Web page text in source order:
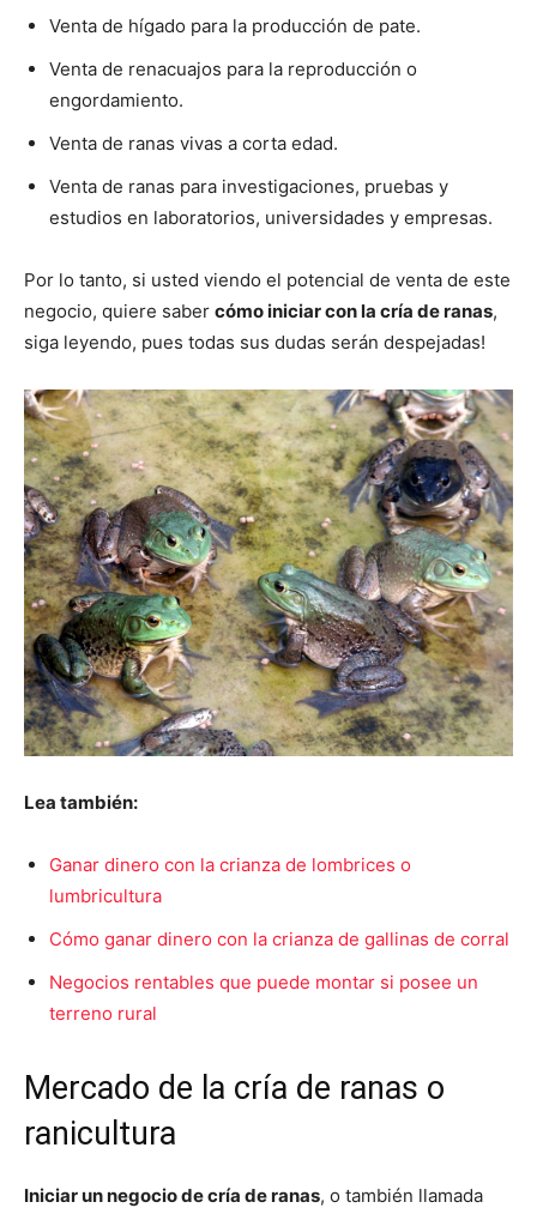
Venta de hígado para la producción de pate.
Venta de renacuajos para la reproducción o
engordamiento.
Venta de ranas vivas a corta edad.
Venta de ranas para investigaciones, pruebas y
estudios en laboratorios, universidades y empresas.
Por lo tanto, si usted viendo el potencial de venta de este
negocio, quiere saber cómo iniciar con la cría de ranas,
siga leyendo, pues todas sus dudas serán despejadas!
Lea también:
Ganar dinero con la crianza de lombrices o
lumbricultura
Cómo ganar dinero con la crianza de gallinas de corral
Negocios rentables que puede montar si posee un
terreno rural
Mercado de la cría de ranas o
ranicultura
Iniciar un negocio de cría de ranas, o también llamada